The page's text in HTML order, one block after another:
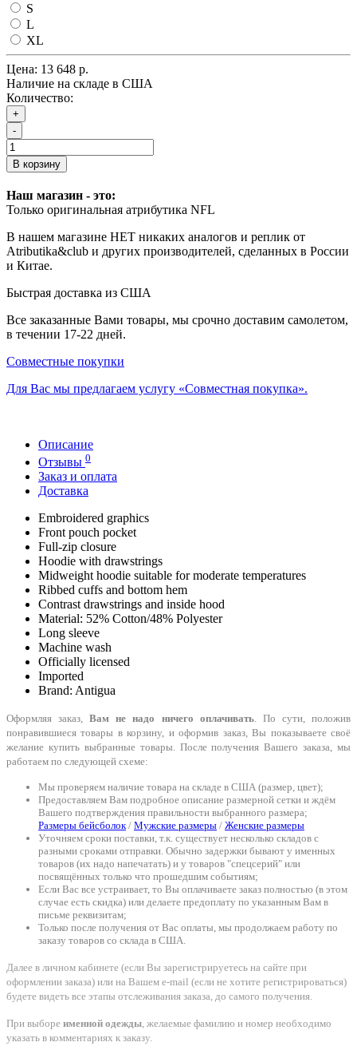
S
L
XL
Цена: 13 648 р.
Наличие на складе в США
Количество:
+
-
В корзину
Наш магазин - это:
Только оригинальная атрибутика NFL
В нашем магазине НЕТ никаких аналогов и реплик от
Atributika&club и других производителей, сделанных в России
и Китае.
Быстрая доставка из США
Все заказанные Вами товары, мы срочно доставим самолетом,
в течении 17-22 дней.
Совместные покупки
Для Вас мы предлагаем услугу «Совместная покупка».
Описание
Отзывы 0
Заказ и оплата
Доставка
Embroidered graphics
Front pouch pocket
Full-zip closure
Hoodie with drawstrings
Midweight hoodie suitable for moderate temperatures
Ribbed cuffs and bottom hem
Contrast drawstrings and inside hood
Material: 52% Cotton/48% Polyester
Long sleeve
Machine wash
Officially licensed
Imported
Brand: Antigua
Оформляя заказ,Вам не надо ничего оплачивать. По сути, положив
понравившиеся товары в корзину, и оформив заказ, Вы показываете своё
желание купить выбранные товары. После получения Вашего заказа, мы
работаем по следующей схеме:
Мы проверяем наличие товара на складе в США (размер, цвет);
Предоставляем Вам подробное описание размерной сетки и ждём
Вашего подтверждения правильности выбранного размера;
Размеры бейсболок/ Мужские размеры / Женские размеры
Уточняем сроки поставки, т.к. существует несколько складов с
разными сроками отправки. Обычно задержки бывают у именных
товаров (их надо напечатать) и у товаров "спецсерий" или
посвящённых только что прошедшим событиям;
Если Вас все устраивает, то Вы оплачиваете заказ полностью (в этом
случае есть скидка) или делаете предоплату по указанным Вам в
письме реквизитам;
Только после получения от Вас оплаты, мы продолжаем работу по
заказу товаров со склада в США.
Далее в личном кабинете (если Вы зарегистрируетесь на сайте при
оформлении заказа) или на Вашем e-mail (если не хотите регистрироваться)
будете видеть все этапы отслеживания заказа, до самого получения.
При выборе именной одежды, желаемые фамилию и номер необходимо
указать в комментариях к заказу.